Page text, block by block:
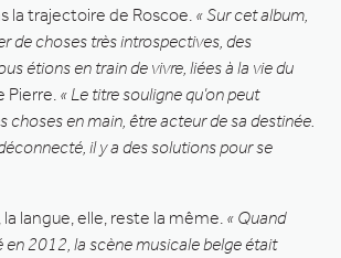
la trajectoire de Roscoe. « Sur cet album,
de choses très introspectives, des
étions en train de vivre, liées à la vie du
Pierre. « Le titre souligne qu’on peut
choses en main, être acteur de sa destinée.
il y a des solutions pour se
langue, elle, reste la même. « Quand
en 2012, la scène musicale belge était